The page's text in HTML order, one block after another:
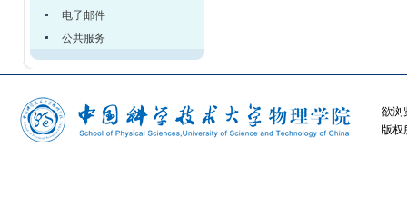
电子邮件
公共服务
欲浏
版权